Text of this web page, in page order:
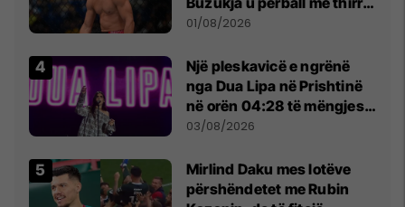
anti-shqiptare nga
01/08/2026
Një pleskavicë e ngrënë
nga Dua Lipa në Prishtinë
në orën 04:28 të mëngjesit
- dhe bota digjitale serbe
03/08/2026
Mirlind Daku mes lotëve
përshëndetet me Rubin